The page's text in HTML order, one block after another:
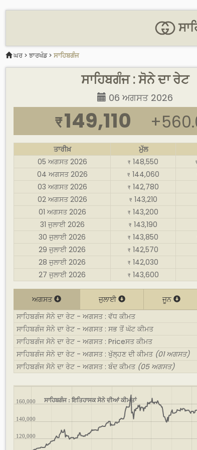
ਘਰ > ਝਾਰਖੰਡ> ਸਾਹਿਬਗੰਜ
ਸਾਹਿਬਗੰਜ : ਸੋਨੇ ਦਾ ਰੇਟ
06 ਅਗਸਤ 2026
₹149,110
ਤਾਰੀਖ਼ ਮੁੱਲ
05 ਅਗਸਤ 2026
₹ 148,550
04 ਅਗਸਤ 2026
₹ 144,060
03 ਅਗਸਤ 2026
₹ 142,780
02 ਅਗਸਤ 2026
₹ 143,210
01 ਅਗਸਤ 2026
₹ 143,200
31 ਜੁਲਾਈ 2026
₹ 143,190
30 ਜੁਲਾਈ 2026
₹ 143,850
29 ਜੁਲਾਈ 2026
₹ 142,570
28 ਜੁਲਾਈ 2026
₹ 142,030
27 ਜੁਲਾਈ 2026
₹ 143,600
ਅਗਸਤ ਜੁਲਾਈ ਜੂਨ
ਸਾਹਿਬਗੰਜ ਸੋਨੇ ਦਾ ਰੇਟ - ਅਗਸਤ : ਵੱਧ ਕੀਮਤ
ਸਾਹਿਬਗੰਜ ਸੋਨੇ ਦਾ ਰੇਟ - ਅਗਸਤ : ਸਭ ਤੋਂ ਘੱਟ ਕੀਮਤ
ਸਾਹਿਬਗੰਜ ਸੋਨੇ ਦਾ ਰੇਟ - ਅਗਸਤ : Priceਸਤ ਕੀਮਤ
ਸਾਹਿਬਗੰਜ ਸੋਨੇ ਦਾ ਰੇਟ - ਅਗਸਤ : ਖੁੱਲ੍ਹਣ ਦੀ ਕੀਮਤ (01 ਅਗਸਤ)
ਸਾਹਿਬਗੰਜ ਸੋਨੇ ਦਾ ਰੇਟ - ਅਗਸਤ : ਬੰਦ ਕੀਮਤ (05 ਅਗਸਤ)
ਸਾਹਿਬਗੰਜ : ਇਤਿਹਾਸਕ ਸੋਨੇ ਦੀਆਂ ਕੀਮਤਾਂ
120,000
140,000
160,000